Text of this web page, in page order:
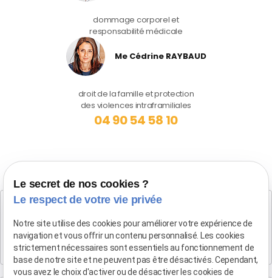
dommage corporel et
responsabilité médicale
Me Cédrine RAYBAUD
droit de la famille et protection
des violences intraframiliales
04 90 54 58 10
Cabinet SALON DE PROVENCE
Maître Patrice HUMBERT
282 Boulevard Foch
13300 SALON-DE-PROVENCE
Le secret de nos cookies ?
Le respect de votre vie privée
Notre site utilise des cookies pour améliorer votre expérience de
navigation et vous offrir un contenu personnalisé. Les cookies
strictement nécessaires sont essentiels au fonctionnement de
base de notre site et ne peuvent pas être désactivés. Cependant,
vous avez le choix d'activer ou de désactiver les cookies de